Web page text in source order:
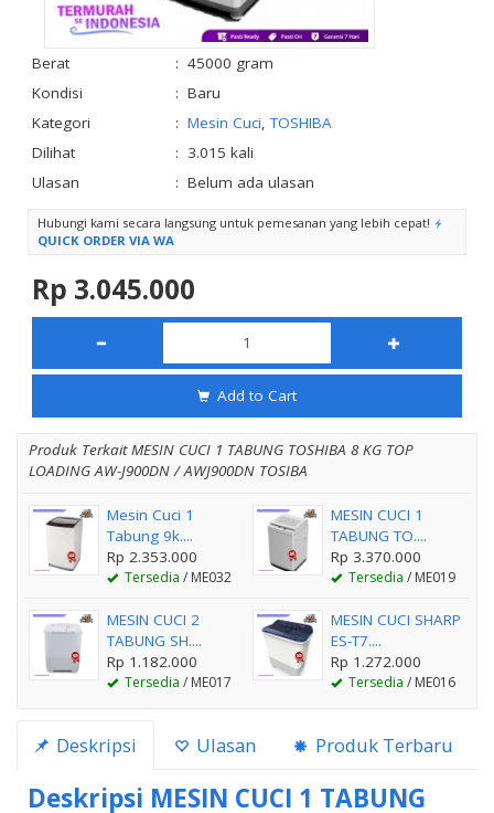
Berat : 45000 gram
Kondisi
: Baru
Kategori
: Mesin Cuci ,TOSHIBA
Dilihat
: 3.015 kali
Ulasan
: Belum ada ulasan
Hubungi kami secara langsung untuk pemesanan yang lebih cepat!
QUICK ORDER VIA WA
Rp 3.045.000
Add to Cart
Produk Terkait MESIN CUCI 1 TABUNG TOSHIBA 8 KG TOP
LOADING AW-J900DN / AWJ900DN TOSIBA
Mesin Cuci 1
Tabung 9k....
Rp 2.353.000
Tersedia / ME032
MESIN CUCI 1
TABUNG TO....
Rp 3.370.000
Tersedia / ME019
MESIN CUCI 2
TABUNG SH....
Rp 1.182.000
Tersedia / ME017
MESIN CUCI SHARP
ES-T7....
Rp 1.272.000
Tersedia / ME016
Deskripsi Ulasan Produk Terbaru
Deskripsi MESIN CUCI 1 TABUNG